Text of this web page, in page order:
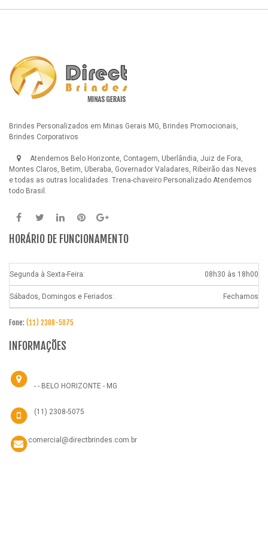
Brindes Personalizados em Minas Gerais MG, Brindes Promocionais,
Brindes Corporativos
Atendemos Belo Horizonte, Contagem, Uberlândia, Juiz de Fora,
Montes Claros, Betim, Uberaba, Governador Valadares, Ribeirão das Neves
e todas as outras localidades. Trena-chaveiro Personalizado Atendemos
todo Brasil.
HORÁRIO DE FUNCIONAMENTO
Segunda à Sexta-Feira: 08h30 às 18h00
Sábados, Domingos e Feriados: Fechamos
Fone: (11) 2308-5075
INFORMAÇÕES
- - BELO HORIZONTE - MG
(11) 2308-5075
comercial@directbrindes.com.br